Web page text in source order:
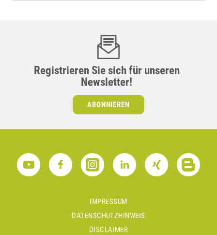
Registrieren Sie sich für unseren
Newsletter!
ABONNIEREN
IMPRESSUM
DATENSCHUTZHINWEIS
DISCLAIMER